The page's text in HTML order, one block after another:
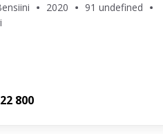
2020
91 undefined
22 800